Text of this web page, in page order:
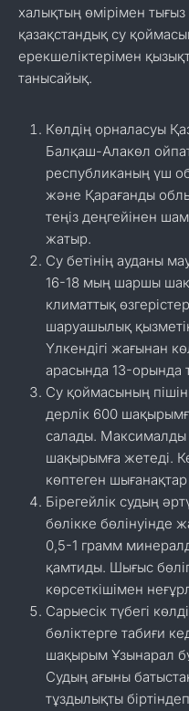
халықтың өмірімен
қазақстандық су
ерекшеліктерімен
танысайық.
Көлдің орналасуы
Балқаш-Алакөл
республиканың үш
және Қарағанды
теңіз деңгейінен
жатыр.
Су бетінің ауданы
16-18 мың шаршы
климаттық
шаруашылық
Үлкендігі жағынан
арасында 13-орында
Су қоймасының
дерлік 600
салады. Максималды
шақырымға жетеді.
көптеген
Бірегейлік судың
бөлікке бөлінуінде
0,5-1 грамм
қамтиды. Шығыс
көрсеткішімен
Сарыесік түбегі
бөліктерге табиғи
шақырым Ұзынарал
Судың ағыны
тұздылықты